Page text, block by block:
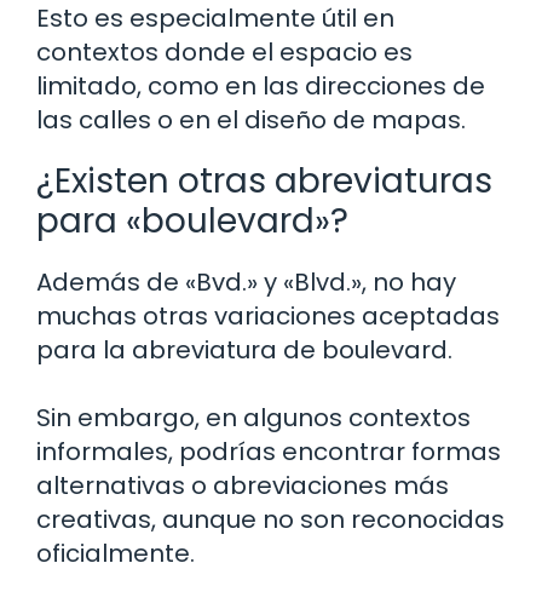
Esto es especialmente útil en
contextos donde el espacio es
limitado, como en las direcciones de
las calles o en el diseño de mapas.
¿Existen otras abreviaturas
para «boulevard»?
Además de «Bvd.» y «Blvd.», no hay
muchas otras variaciones aceptadas
para la abreviatura de boulevard.
Sin embargo, en algunos contextos
informales, podrías encontrar formas
alternativas o abreviaciones más
creativas, aunque no son reconocidas
oficialmente.